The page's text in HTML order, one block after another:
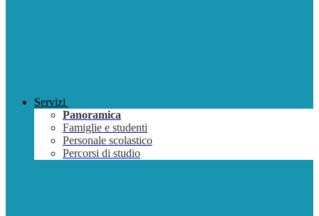
Servizi
Panoramica
Famiglie e studenti
Personale scolastico
Percorsi di studio